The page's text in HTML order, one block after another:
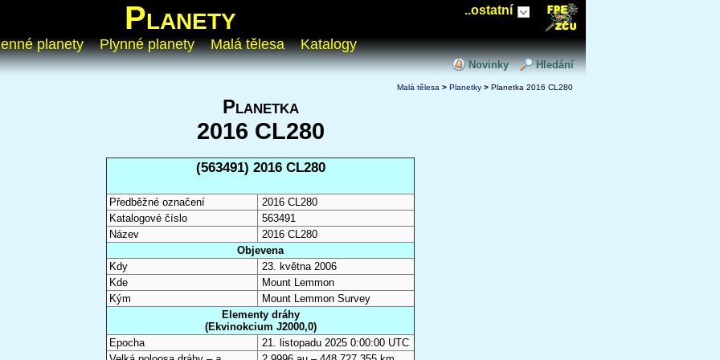
..ostatní
Planety
planety Plynné planety Malá tělesa Katalogy
Novinky Hledání
Malá tělesa > Planetky > Planetka 2016 CL280
Planetka
2016 CL280
(563491) 2016 CL280
Předběžné označení
2016 CL280
Katalogové číslo
563491
Název
2016 CL280
Objevena
Kdy
23. května 2006
Kde
Mount Lemmon
Kým
Mount Lemmon Survey
Elementy dráhy
(Ekvinokcium J2000,0)
Epocha
21. listopadu 2025 0:00:00 UTC